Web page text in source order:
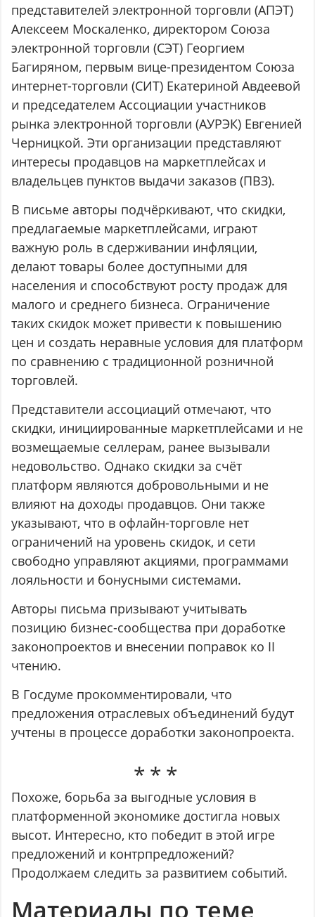
представителей электронной торговли (АПЭТ)
Алексеем Москаленко, директором Союза
электронной торговли (СЭТ) Георгием
Багиряном, первым вице-президентом Союза
интернет-торговли (СИТ) Екатериной Авдеевой
и председателем Ассоциации участников
рынка электронной торговли (АУРЭК) Евгенией
Черницкой. Эти организации представляют
интересы продавцов на маркетплейсах и
владельцев пунктов выдачи заказов (ПВЗ).
В письме авторы подчёркивают, что скидки,
предлагаемые маркетплейсами, играют
важную роль в сдерживании инфляции,
делают товары более доступными для
населения и способствуют росту продаж для
малого и среднего бизнеса. Ограничение
таких скидок может привести к повышению
цен и создать неравные условия для платформ
по сравнению с традиционной розничной
торговлей.
Представители ассоциаций отмечают, что
скидки, инициированные маркетплейсами и не
возмещаемые селлерам, ранее вызывали
недовольство. Однако скидки за счёт
платформ являются добровольными и не
влияют на доходы продавцов. Они также
указывают, что в офлайн-торговле нет
ограничений на уровень скидок, и сети
свободно управляют акциями, программами
лояльности и бонусными системами.
Авторы письма призывают учитывать
позицию бизнес-сообщества при доработке
законопроектов и внесении поправок ко II
чтению.
В Госдуме прокомментировали, что
предложения отраслевых объединений будут
учтены в процессе доработки законопроекта.
Похоже, борьба за выгодные условия в
платформенной экономике достигла новых
высот. Интересно, кто победит в этой игре
предложений и контрпредложений?
Продолжаем следить за развитием событий.
Материалы по теме